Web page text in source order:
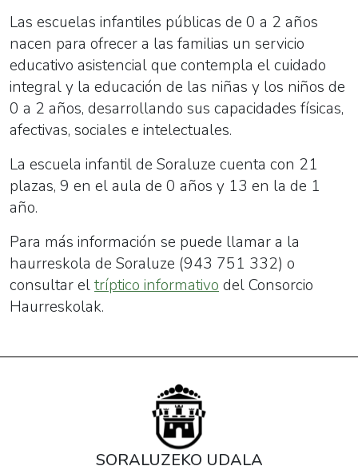
Las escuelas infantiles públicas de 0 a 2 años
nacen para ofrecer a las familias un servicio
educativo asistencial que contempla el cuidado
integral y la educación de las niñas y los niños de
0 a 2 años, desarrollando sus capacidades físicas,
afectivas, sociales e intelectuales.
La escuela infantil de Soraluze cuenta con 21
plazas, 9 en el aula de 0 años y 13 en la de 1
año.
Para más información se puede llamar a la
haurreskola de Soraluze (943 751 332) o
consultar eltríptico informativodel Consorcio
Haurreskolak.
SORALUZEKO UDALA